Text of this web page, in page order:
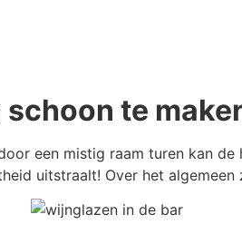
te
een mistig raam turen kan
uitstraalt! Over het